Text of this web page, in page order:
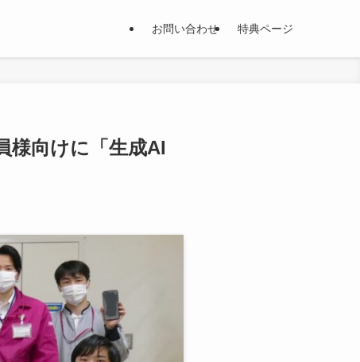
お問い合わせ 特典ページ
様向けに「生成AI